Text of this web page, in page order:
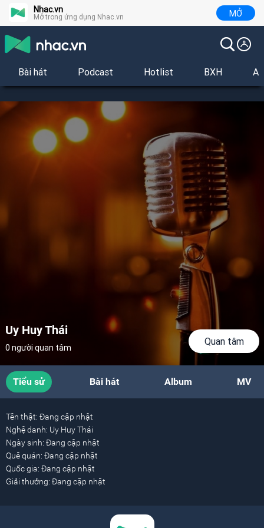
Nhac.vn
Mở trong ứng dụng Nhac.vn MỞ
Bài hát Podcast Hotlist BXH
Uy Huy Thái
0 người quan tâm
Quan tâm
Tiểu sử Bài hát Album MV
Tên thật: Đang cập nhật
Nghệ danh: Uy Huy Thái
Ngày sinh: Đang cập nhật
Quê quán: Đang cập nhật
Quốc gia: Đang cập nhật
Giải thưởng: Đang cập nhật